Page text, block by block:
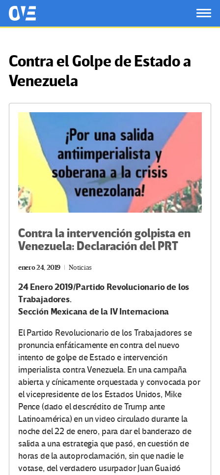
Saltar al contenido principal
OtrasVocesenEducacion.org
Contra el Golpe de Estado a
Venezuela
Contra la intervención golpista en
Venezuela: Declaración del PRT
enero 24, 2019 Noticias
24 Enero 2019/Partido Revolucionario de los
Trabajadores.
Sección Mexicana de la IV Internaciona
El Partido Revolucionario de los Trabajadores se
pronuncia enfáticamente en contra del nuevo
intento de golpe de Estado e intervención
imperialista contra Venezuela. En una campaña
abierta y cínicamente orquestada y convocada por
el vicepresidente de los Estados Unidos, Mike
Pence (dado el descrédito de Trump ante
Latinoamérica) en un video circulado durante la
noche del 22 de enero, para dar el banderazo de
salida a una estrategia que pasó, en cuestión de
horas de la autoproclamación, sin que nadie le
votase, del verdadero usurpador Juan Guaidó